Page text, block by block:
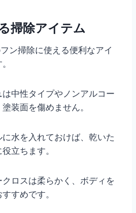
掃除アイテム
ン掃除に使える便利なアイ
は中性タイプやノンアルコー
装面を傷めません。
水を入れておけば、乾いた
立ちます。
ロスは柔らかく、ボディを
すめです。